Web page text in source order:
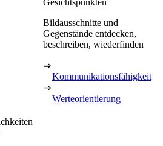
Bildausschnitte und
Gegenstände entdecken,
beschreiben, wiederfinden
⇒
Kommunikationsfähigkeit
⇒
Werteorientierung